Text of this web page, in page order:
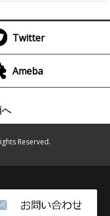
Twitter
Ameba
Reserved.